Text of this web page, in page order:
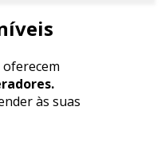
às suas